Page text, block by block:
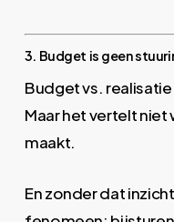
3. Budget is geen
Budget vs.
Maar het vertelt niet
maakt.
En zonder dat